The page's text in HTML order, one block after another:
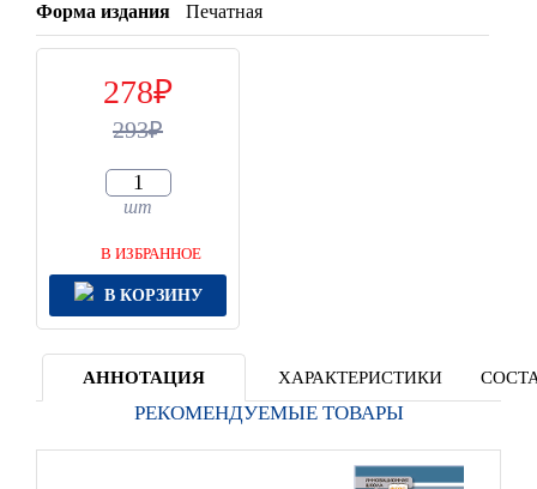
Форма издания Печатная
278
293
шт
В ИЗБРАННОЕ
В КОРЗИНУ
АННОТАЦИЯ ХАРАКТЕРИСТИКИ
РЕКОМЕНДУЕМЫЕ ТОВАРЫ